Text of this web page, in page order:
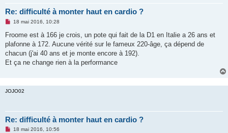
Re: difficulté à monter haut en cardio ?
M
s
a
g
n
u
18 mai 2016, 10:28
Froome est à 166 je crois, un pote qui fait de la D1 en Italie a 26 ans et
plafonne à 172. Aucune vérité sur le fameux 220-âge, ça dépend de
chacun (j'ai 40 ans et je monte encore à 192).
Et ça ne change rien à la performance
JOJO02
Re: difficulté à monter haut en cardio ?
M
18 mai 2016, 10:56